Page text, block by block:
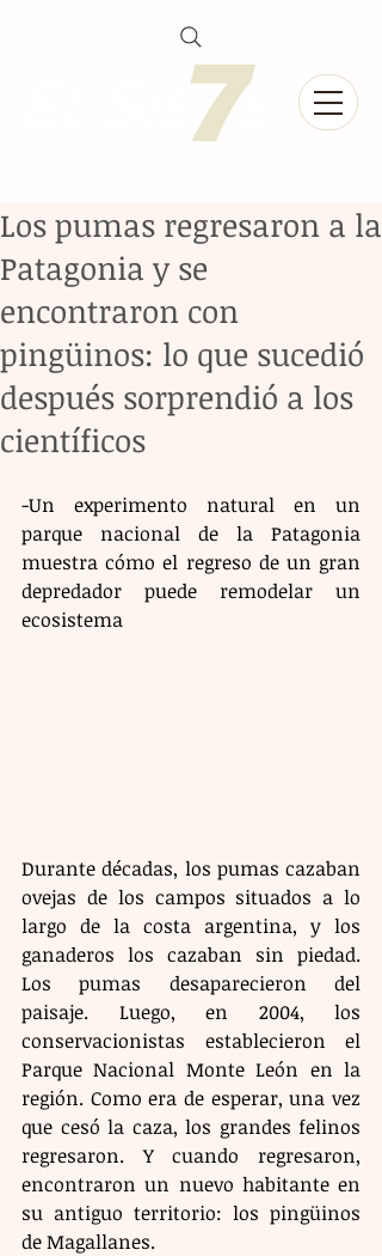
Los pumas regresaron a la
Patagonia y se
encontraron con
pingüinos: lo que sucedió
después sorprendió a los
científicos
-Un experimento natural en un
parque nacional de la Patagonia
muestra cómo el regreso de un gran
depredador puede remodelar un
ecosistema
Durante décadas, los pumas cazaban
ovejas de los campos situados a lo
largo de la costa argentina, y los
ganaderos los cazaban sin piedad.
Los pumas desaparecieron del
paisaje. Luego, en 2004, los
conservacionistas establecieron el
Parque Nacional Monte León en la
región. Como era de esperar, una vez
que cesó la caza, los grandes felinos
regresaron. Y cuando regresaron,
encontraron un nuevo habitante en
su antiguo territorio: los pingüinos
de Magallanes.